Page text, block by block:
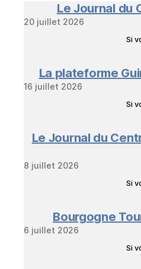
Le Journal du
20 juillet 2026
Si
La plateforme
16 juillet 2026
Si
Le Journal du
8 juillet 2026
Si
Bourgogne
6 juillet 2026
Si